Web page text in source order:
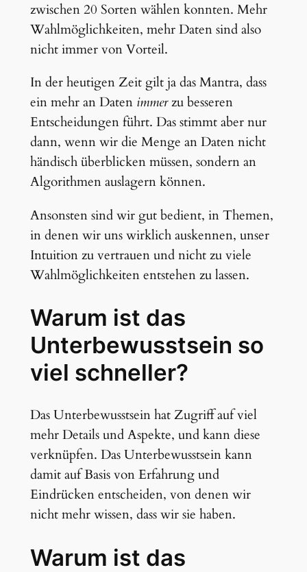
zwischen 20 Sorten wählen konnten. Mehr
Wahlmöglichkeiten, mehr Daten sind also
nicht immer von Vorteil.
In der heutigen Zeit gilt ja das Mantra, dass
ein mehr an Daten immerzu besseren
Entscheidungen führt. Das stimmt aber nur
dann, wenn wir die Menge an Daten nicht
händisch überblicken müssen, sondern an
Algorithmen auslagern können.
Ansonsten sind wir gut bedient, in Themen,
in denen wir uns wirklich auskennen, unser
Intuition zu vertrauen und nicht zu viele
Wahlmöglichkeiten entstehen zu lassen.
Warum ist das
Unterbewusstsein so
viel schneller?
Das Unterbewusstsein hat Zugriff auf viel
mehr Details und Aspekte, und kann diese
verknüpfen. Das Unterbewusstsein kann
damit auf Basis von Erfahrung und
Eindrücken entscheiden, von denen wir
nicht mehr wissen, dass wir sie haben.
Warum ist das